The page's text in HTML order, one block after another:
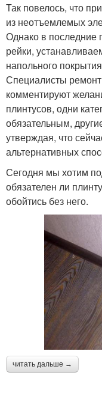
Так повелось, что
из неотъемлемых
Однако в последние
рейки,
напольного
Специалисты
комментируют
плинтусов, одни
обязательным,
утверждая, что
альтернативных
Сегодня мы хотим
обязателен ли
обойтись без него.
читать дальше →